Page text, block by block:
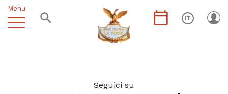
Menu
IT
Seguici su